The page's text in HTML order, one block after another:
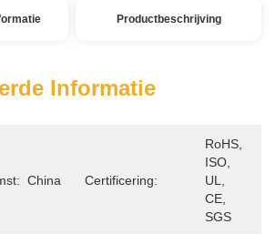
Productbeschrijving
Informatie
China Certificering:
RoHS,
ISO,
UL,
CE,
SGS